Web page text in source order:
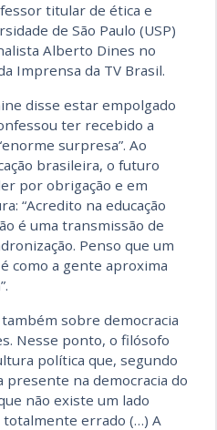
titular de ética e
de São Paulo (USP)
Alberto Dines no
Imprensa da TV Brasil.
disse estar empolgado
ter recebido a
surpresa”. Ao
brasileira, o futuro
por obrigação e em
“Acredito na educação
é uma transmissão de
Penso que um
como a gente aproxima
sobre democracia
Nesse ponto, o filósofo
política que, segundo
presente na democracia do
não existe um lado
errado (…) A